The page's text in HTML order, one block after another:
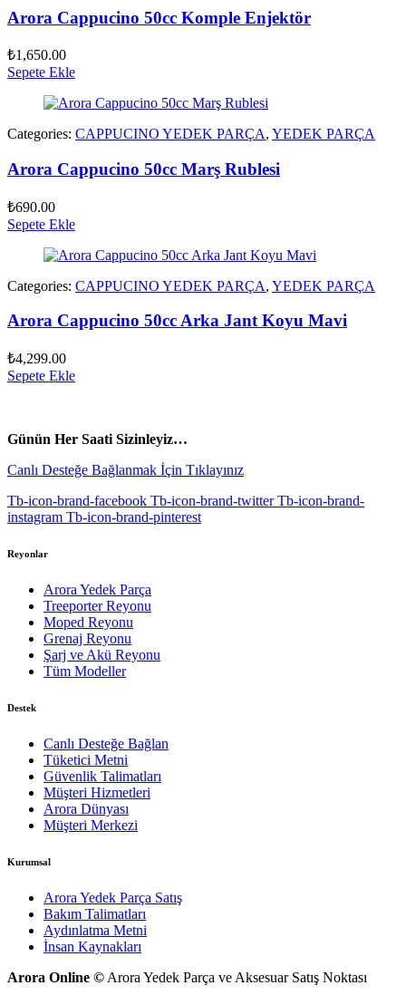
Arora Cappucino 50cc Komple Enjektör
₺1,650.00
Sepete Ekle
Categories: CAPPUCINO YEDEK PARÇA, YEDEK PARÇA
Arora Cappucino 50cc Marş Rublesi
₺690.00
Sepete Ekle
Categories: CAPPUCINO YEDEK PARÇA, YEDEK PARÇA
Arora Cappucino 50cc Arka Jant Koyu Mavi
₺4,299.00
Sepete Ekle
Günün Her Saati Sizinleyiz…
Canlı Desteğe Bağlanmak İçin Tıklayınız
Tb-icon-brand-facebook Tb-icon-brand-twitter Tb-icon-brand-
instagram Tb-icon-brand-pinterest
Reyonlar
Arora Yedek Parça
Treeporter Reyonu
Moped Reyonu
Grenaj Reyonu
Şarj ve Akü Reyonu
Tüm Modeller
Destek
Canlı Desteğe Bağlan
Tüketici Metni
Güvenlik Talimatları
Müşteri Hizmetleri
Arora Dünyası
Müşteri Merkezi
Kurumsal
Arora Yedek Parça Satış
Bakım Talimatları
Aydınlatma Metni
İnsan Kaynakları
Arora Online © Arora Yedek Parça ve Aksesuar Satış Noktası